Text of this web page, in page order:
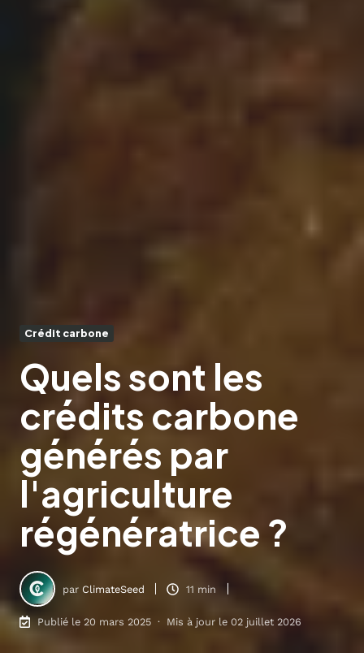
Crédit carbone
Quels sont les
crédits carbone
générés par
l'agriculture
régénératrice ?
par ClimateSeed 11 min
Publié le 20 mars 2025 · Mis à jour le 02 juillet 2026